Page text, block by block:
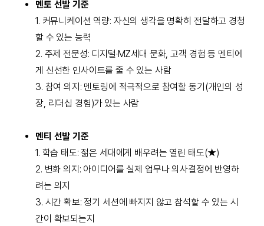
멘토 선발 기준
1. 커뮤니케이션 역량: 자신의 생각을 명확히 전달하고 경청
할 수 있는 능력
2. 주제 전문성: 디지털·MZ세대 문화, 고객 경험 등 멘티에
게 신선한 인사이트를 줄 수 있는 사람
3. 참여 의지: 멘토링에 적극적으로 참여할 동기(개인의 성
장, 리더십 경험)가 있는 사람
멘티 선발 기준
1. 학습 태도: 젊은 세대에게 배우려는 열린 태도(★)
2. 변화 의지: 아이디어를 실제 업무나 의사결정에 반영하
려는 의지
3. 시간 확보: 정기 세션에 빠지지 않고 참석할 수 있는 시
간이 확보되는지